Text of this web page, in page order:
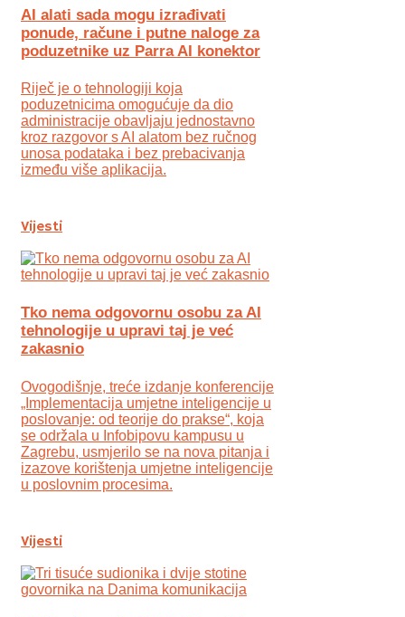
AI alati sada mogu izrađivati
ponude, račune i putne naloge za
poduzetnike uz Parra AI konektor
Riječ je o tehnologiji koja
poduzetnicima omogućuje da dio
administracije obavljaju jednostavno
kroz razgovor s AI alatom bez ručnog
unosa podataka i bez prebacivanja
između više aplikacija.
Vijesti
Tko nema odgovornu osobu za AI
tehnologije u upravi taj je već
zakasnio
Ovogodišnje, treće izdanje konferencije
„Implementacija umjetne inteligencije u
poslovanje: od teorije do prakse“, koja
se održala u Infobipovu kampusu u
Zagrebu, usmjerilo se na nova pitanja i
izazove korištenja umjetne inteligencije
u poslovnim procesima.
Vijesti